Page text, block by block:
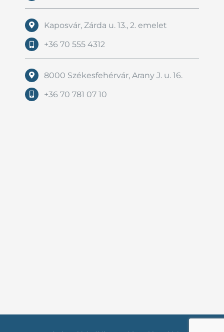
Kaposvár, Zárda u. 13., 2. emelet
+36 70 555 4312
8000 Székesfehérvár, Arany J. u. 16.
+36 70 781 07 10